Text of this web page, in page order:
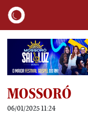
MOSSORÓ
06/01/2025 11:24